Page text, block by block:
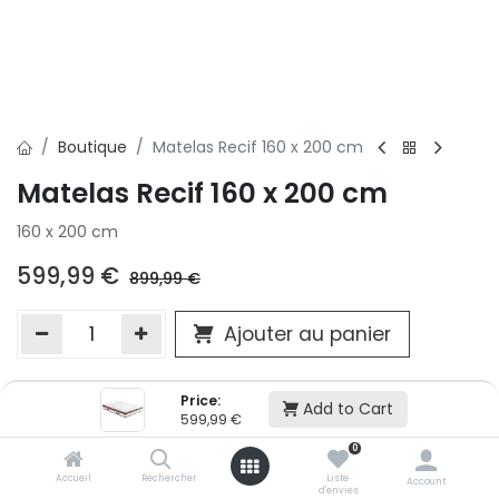
Price:
599,99 € Add to Cart
Accueil Rechercher
0
Liste
d'envies
Account
Boutique Matelas Recif 160 x 200 cm
Matelas Recif 160 x 200 cm
160 x 200 cm
599,99 € 899,99€
Ajouter au panier
Ajouter à la liste d'envie
Si vous ne pouvez pas ajouter cet article dans votre panier
victime de son succès et momentanément indisponible.
renseigner directement dans votre magasin Conforama